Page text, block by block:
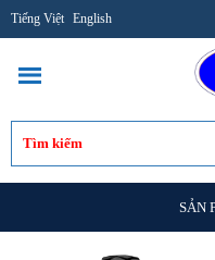
Tiếng Việt English
SẢN